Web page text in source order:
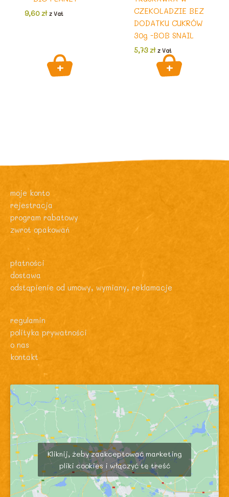
9,60zł z Vat
CZEKOLADZIE BEZ
DODATKU CUKRÓW
30g -BOB SNAIL
5,73zł z Vat
moje konto
rejestracja
program rabatowy
zwrot opakowań
płatności
dostawa
odstąpienie od umowy, wymiany, reklamacje
regulamin
polityka prywatności
o nas
kontakt
Kliknij, żeby zaakceptować marketing
pliki cookies i włączyć tę treść